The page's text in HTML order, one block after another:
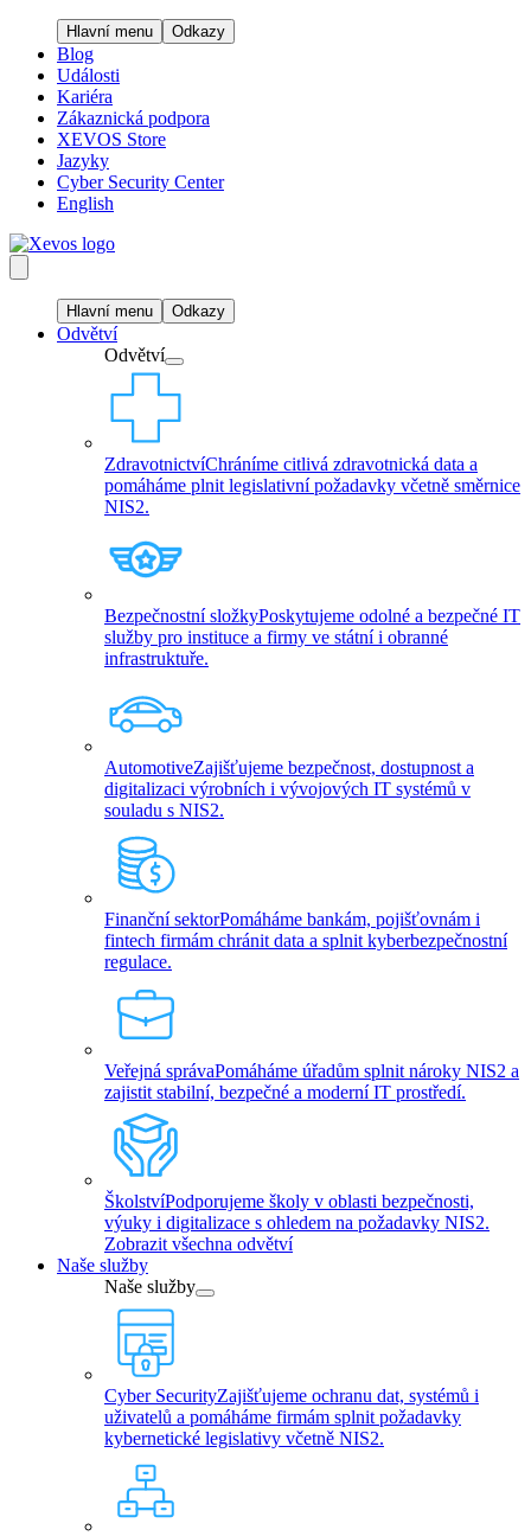
Hlavní menu Odkazy
Blog
Události
Kariéra
Zákaznická podpora
XEVOS Store
Jazyky
Cyber Security Center
English
Hlavní menu Odkazy
Odvětví
Odvětví
ZdravotnictvíChráníme citlivá zdravotnická data a
pomáháme plnit legislativní požadavky včetně směrnice
NIS2.
Bezpečnostní složkyPoskytujeme odolné a bezpečné IT
služby pro instituce a firmy ve státní i obranné
infrastruktuře.
AutomotiveZajišťujeme bezpečnost, dostupnost a
digitalizaci výrobních i vývojových IT systémů v
souladu s NIS2.
Finanční sektorPomáháme bankám, pojišťovnám i
fintech firmám chránit data a splnit kyberbezpečnostní
regulace.
Veřejná správaPomáháme úřadům splnit nároky NIS2 a
zajistit stabilní, bezpečné a moderní IT prostředí.
ŠkolstvíPodporujeme školy v oblasti bezpečnosti,
výuky i digitalizace s ohledem na požadavky NIS2.
Zobrazit všechna odvětví
Naše služby
Naše služby
Cyber SecurityZajišťujeme ochranu dat, systémů i
uživatelů a pomáháme firmám splnit požadavky
kybernetické legislativy včetně NIS2.